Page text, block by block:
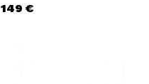
Precio
149 €